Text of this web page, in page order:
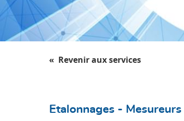
Revenir aux services
Etalonnages -